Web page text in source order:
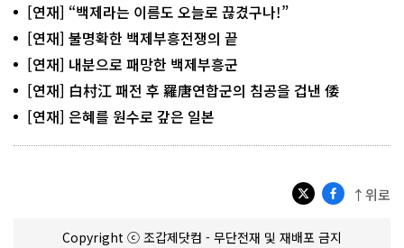
[연재] “백제라는 이름도 오늘로 끊겼구나!”
[연재] 불명확한 백제부흥전쟁의 끝
[연재] 내분으로 패망한 백제부흥군
[연재] 白村江 패전 후 羅唐연합군의 침공을 겁낸 倭
[연재] 은혜를 원수로 갚은 일본
↑위로
Copyright ⓒ 조갑제닷컴 - 무단전재 및 재배포 금지